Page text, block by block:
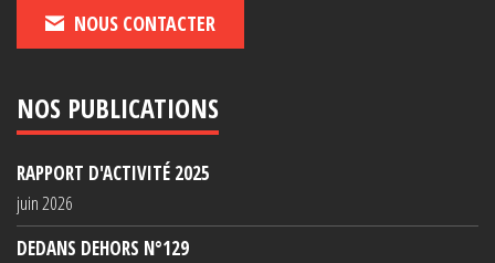
NOUS CONTACTER
NOS PUBLICATIONS
RAPPORT D'ACTIVITÉ 2025
juin 2026
DEDANS DEHORS N°129